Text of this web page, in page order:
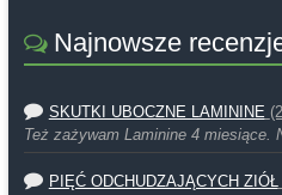
Najnowsze
SKUTKI UBOCZNE LAMININE
Też zażywam Laminine 4 miesiące.
PIĘĆ ODCHUDZAJĄCYCH ZIÓŁ